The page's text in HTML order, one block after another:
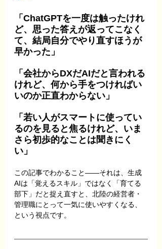
「ChatGPTを一度は触ったけれ
ど、思った答えが返ってこなく
て、結局自分でやり直すほうが
早かった」
「会社からDXだAIだと言われる
けれど、何から手をつければい
いのか正直わからない」
「若い人がスマートに使ってい
るのを見ると焦るけれど、いま
さら初歩的なことは聞きにく
い」
この記事でわかること――それは、生成
AIは「覚えるスキル」ではなく「育てる
部下」だと捉え直すと、北陸の経営者・
管理職にとって一気に使いやすくなる、
という視点です。